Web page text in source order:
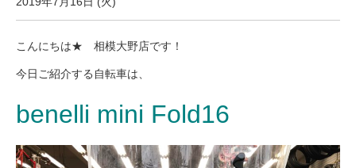
PB全車種カタログ
Norwayシリーズ
こんにちは★ 相模大野店です！
今日ご紹介する自転車は、
benelli mini Fold16